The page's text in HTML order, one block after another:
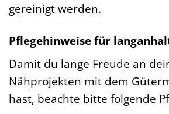
gereinigt werden.
Pflegehinweise für
Damit du lange Freude an
Nähprojekten mit dem
hast, beachte bitte folgende